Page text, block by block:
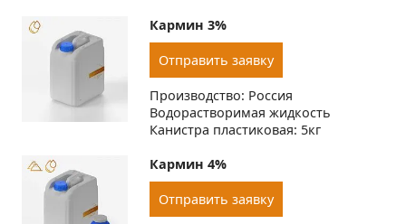
Кармин 3%
Отправить заявку
Производство: Россия
Водорастворимая жидкость
Канистра пластиковая: 5кг
Кармин 4%
Отправить заявку